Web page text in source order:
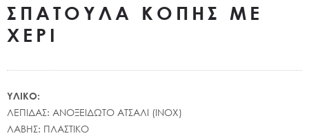
ΣΠΑΤΟΥΛΑ ΚΟΠΗΣ ΜΕ
ΧΕΡΙ
ΥΛΙΚΟ:
ΛΕΠΙΔΑΣ: ΑΝΟΞΕΙΔΩΤΟ ΑΤΣΑΛΙ (INOX)
ΛΑΒΗΣ: ΠΛΑΣΤΙΚΟ